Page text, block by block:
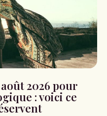
2026 pour
: voici ce